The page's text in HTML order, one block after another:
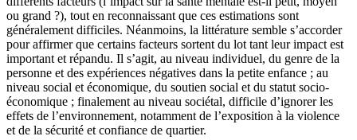
ou grand ?), tout en reconnaissant que ces estimations sont
généralement difficiles. Néanmoins, la littérature semble s’accorder
pour affirmer que certains facteurs sortent du lot tant leur impact est
important et répandu. Il s’agit, au niveau individuel, du genre de la
personne et des expériences négatives dans la petite enfance ; au
niveau social et économique, du soutien social et du statut socio-
économique ; finalement au niveau sociétal, difficile d’ignorer les
effets de l’environnement, notamment de l’exposition à la violence
et de la sécurité et confiance de quartier.